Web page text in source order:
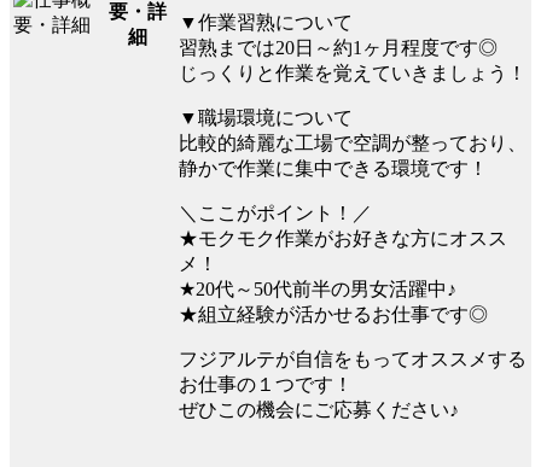
要・詳
細
▼作業習熟について
習熟までは20日～約1ヶ月程度です◎
じっくりと作業を覚えていきましょう！
▼職場環境について
比較的綺麗な工場で空調が整っており、
静かで作業に集中できる環境です！
＼ここがポイント！／
★モクモク作業がお好きな方にオスス
メ！
★20代～50代前半の男女活躍中♪
★組立経験が活かせるお仕事です◎
フジアルテが自信をもってオススメする
お仕事の１つです！
ぜひこの機会にご応募ください♪